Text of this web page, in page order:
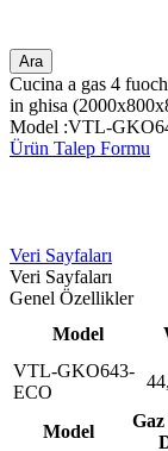
Ara
Cucina a gas 4
in ghisa
Model :VTL-
Ürün Talep Formu
Veri Sayfaları
Veri Sayfaları
Genel Özellikler
Model
VTL-GKO643-
ECO
Model